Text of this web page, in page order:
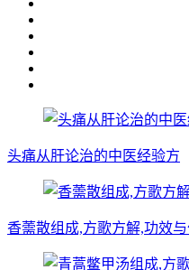
头痛从肝论治的中医经验方
香薷散组成,方歌方解,功效与